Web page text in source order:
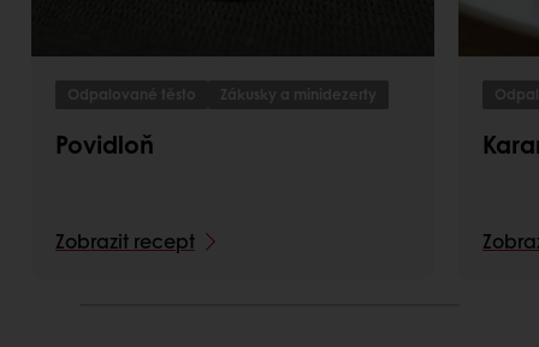
Odpalované těsto Zákusky a minidezerty
Povidloň
Zobrazit recept